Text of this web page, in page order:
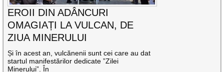
EROII DIN ADÂNCURI
OMAGIAȚI LA VULCAN, DE
ZIUA MINERULUI
Și în acest an, vulcănenii sunt cei care au dat
startul manifestărilor dedicate ”Zilei
Minerului”. În